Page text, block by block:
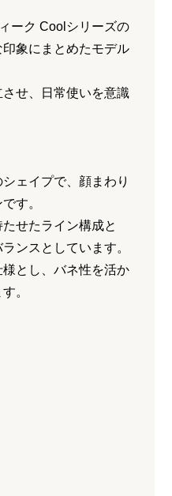
ーク Coolシリーズの
象にまとめたモデル
せ、日常使いを意識
ェイプで、顔まわり
す。
せたライン構成と
ンスとしています。
とし、バネ性を活か
。